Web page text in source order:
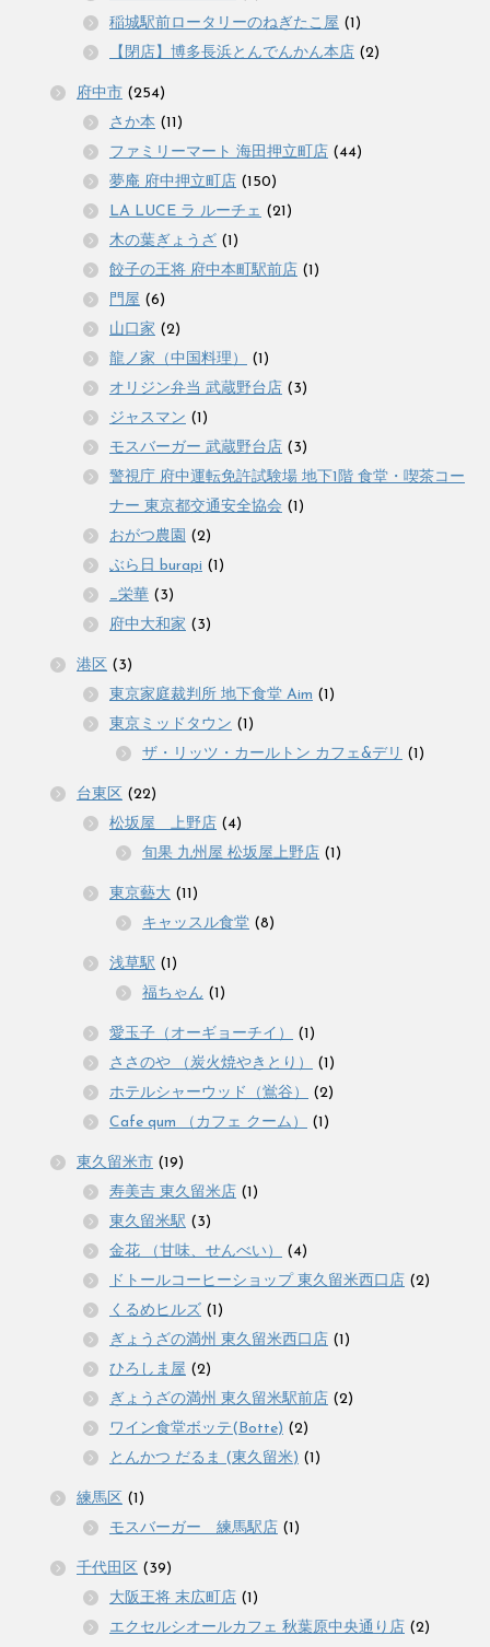
稲城駅前ロータリーのねぎたこ屋 (1)
【閉店】博多長浜とんでんかん本店 (2)
府中市 (254)
さか本 (11)
ファミリーマート 海田押立町店 (44)
夢庵 府中押立町店 (150)
LA LUCE ラ ルーチェ (21)
木の葉ぎょうざ (1)
餃子の王将 府中本町駅前店 (1)
門屋 (6)
山口家 (2)
龍ノ家（中国料理）
(1)
オリジン弁当 武蔵野台店 (3)
ジャスマン (1)
モスバーガー 武蔵野台店 (3)
警視庁 府中運転免許試験場 地下1階 食堂・喫茶コー
ナー 東京都交通安全協会 (1)
おがつ農園 (2)
ぶら日 burapi (1)
_栄華 (3)
府中大和家 (3)
港区 (3)
東京家庭裁判所 地下食堂 Aim (1)
東京ミッドタウン (1)
ザ・リッツ・カールトン カフェ&デリ (1)
台東区 (22)
松坂屋 上野店 (4)
旬果 九州屋 松坂屋上野店 (1)
東京藝大 (11)
キャッスル食堂 (8)
浅草駅 (1)
福ちゃん (1)
愛玉子（オーギョーチイ）
(1)
ささのや （炭火焼やきとり）
(1)
ホテルシャーウッド（鴬谷）
(2)
Cafe qum （カフェ クーム）
(1)
東久留米市 (19)
寿美吉 東久留米店 (1)
東久留米駅 (3)
金花 （甘味、せんべい）
(4)
ドトールコーヒーショップ 東久留米西口店 (2)
くるめヒルズ (1)
ぎょうざの満州 東久留米西口店 (1)
ひろしま屋 (2)
ぎょうざの満州 東久留米駅前店 (2)
ワイン食堂ボッテ(Botte) (2)
とんかつ だるま (東久留米) (1)
練馬区 (1)
モスバーガー 練馬駅店 (1)
千代田区 (39)
大阪王将 末広町店 (1)
エクセルシオールカフェ 秋葉原中央通り店 (2)